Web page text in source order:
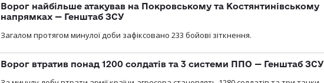
Ворог найбільше атакував на Покровському та Костянтинівському
напрямках — Генштаб ЗСУ
Загалом протягом минулої доби зафіксовано 233 бойові зіткнення.
Ворог втратив понад 1200 солдатів та 3 системи ППО — Генштаб ЗСУ